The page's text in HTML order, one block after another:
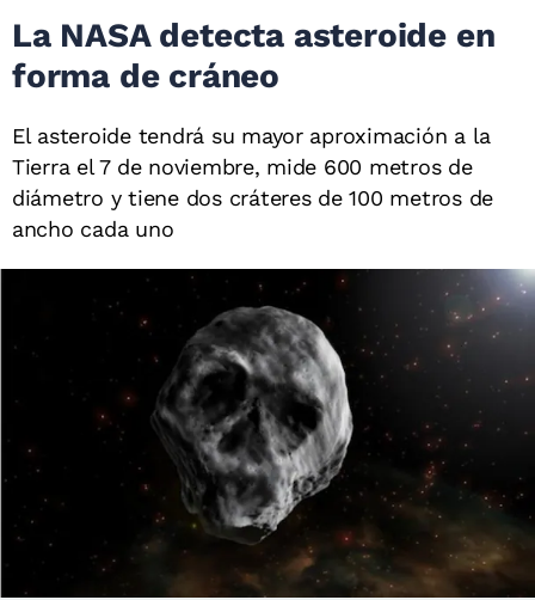
La NASA detecta asteroide en
forma de cráneo
El asteroide tendrá su mayor aproximación a la
Tierra el 7 de noviembre, mide 600 metros de
diámetro y tiene dos cráteres de 100 metros de
ancho cada uno